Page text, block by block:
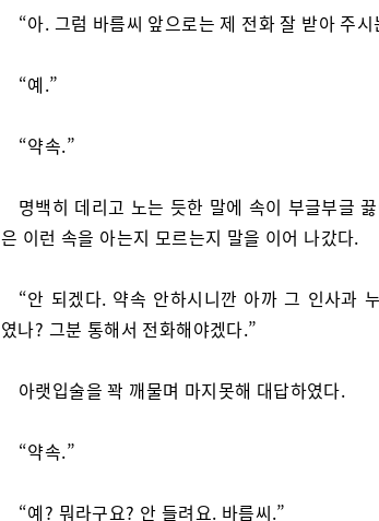
“아. 그럼 바름씨 앞으로는 제 전화 잘 받아 주
“예.”
“약속.”
명백히 데리고 노는 듯한 말에 속이 부글부글
은 이런 속을 아는지 모르는지 말을 이어 나갔다.
“안 되겠다. 약속 안하시니깐 아까 그 인사과
였나? 그분 통해서 전화해야겠다.”
아랫입술을 꽉 깨물며 마지못해 대답하였다.
“약속.”
“예? 뭐라구요? 안 들려요. 바름씨.”